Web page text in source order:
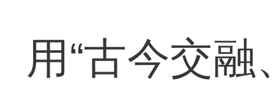
用“古今交